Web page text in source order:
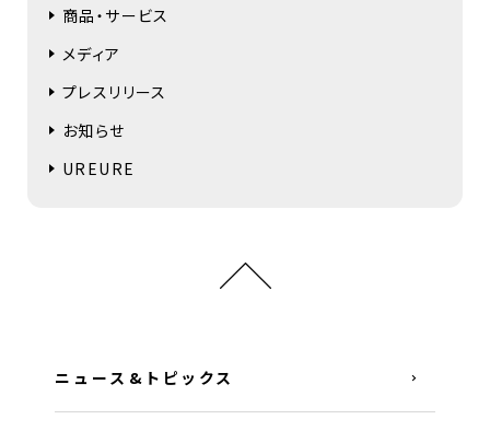
商品・サービス
メディア
プレスリリース
お知らせ
UREURE
ニュース&トピックス